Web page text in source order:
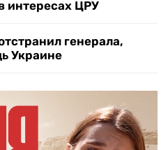
интересах ЦРУ
генерала,
Украине